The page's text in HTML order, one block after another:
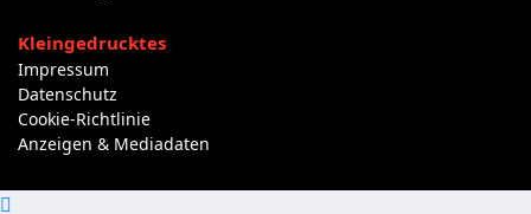
Kleingedrucktes
Impressum
Datenschutz
Cookie-Richtlinie
Anzeigen & Mediadaten